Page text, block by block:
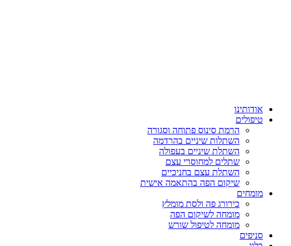
אודותינו
טיפולים
הרמת סינוס פתוחה וסגורה
השתלות שיניים בהרדמה
השתלת שיניים בעפולה
שתלים למחוסרי עצם
השתלת עצם בחניכיים
שיקום הפה בהתאמה אישית
מומחים
כירורג פה ולסת מומלץ
מומחה לשיקום הפה
מומחה לטיפול שורש
סניפים